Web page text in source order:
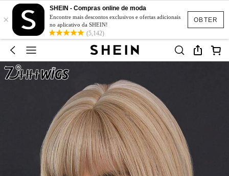
OBTER
×
SHEIN - Compras online de moda
Encontre mais descontos exclusivos e ofertas adicionais
no aplicativo da SHEIN!
(5,142)